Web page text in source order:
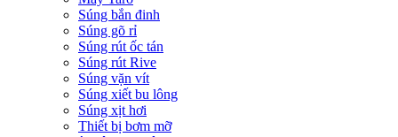
Súng bắn đinh
Súng gõ rỉ
Súng rút ốc tán
Súng rút Rive
Súng vặn vít
Súng xiết bu lông
Súng xịt hơi
Thiết bị bơm mỡ